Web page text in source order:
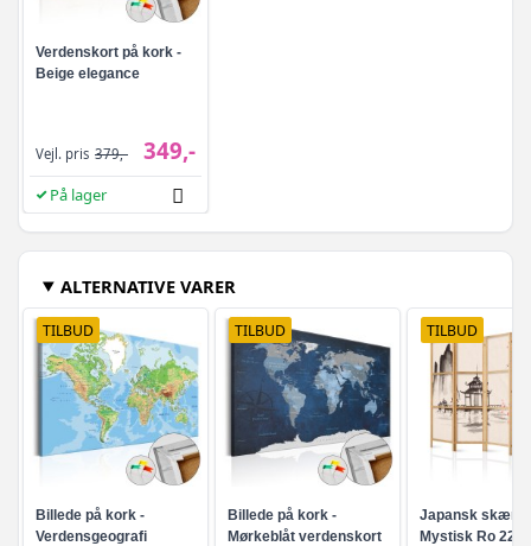
Verdenskort på kork -
Beige elegance
Vejl. pris 379,- 349,-
På lager
ALTERNATIVE VARER
TILBUD
Billede på kork -
Verdensgeografi
TILBUD
Billede på kork -
Mørkeblåt verdenskort
TILBUD
Japansk
Mystisk Ro 225